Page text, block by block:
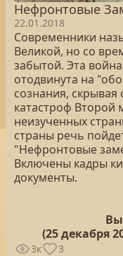
Нефронтовые
22.01.2018
Современники
Великой, но со
забытой. Эта
отодвинута на
сознания,
катастроф
неизученных
страны речь
"Нефронтовые
Включены кадры
документы.
(25декабря
3к 3